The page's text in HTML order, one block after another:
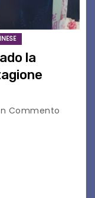
la
Commento